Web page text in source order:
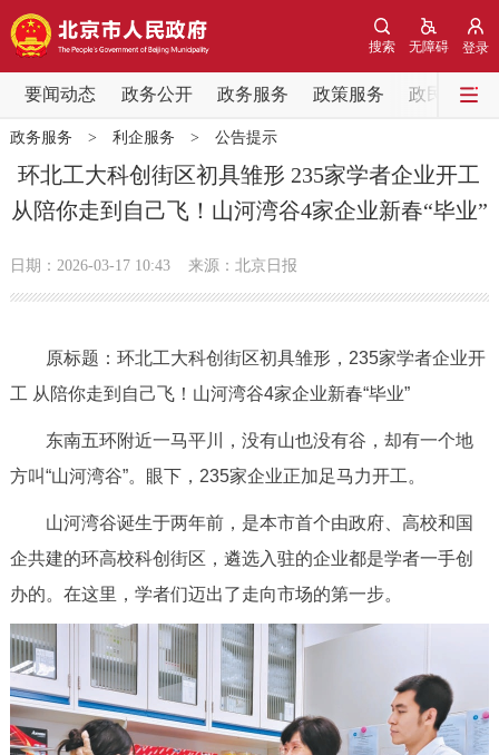
登录
无障碍
搜索
要闻动态 政务公开 政务服务 政策服务 政民互动
要闻动态
党中央精神 国务院信息
北京要闻 会议信息 部门动态
市领导 机构职能 政策服务
决策公开 专题公开
政务服务
个人服务 法人服务
便民服务 利企服务 投资项目
政务服务 > 利企服务 > 公告提示
环北工大科创街区初具雏形 235家学者企业开工
从陪你走到自己飞！山河湾谷4家企业新春“毕业”
日期：2026-03-17 10:43 来源：北京日报
原标题：环北工大科创街区初具雏形，235家学者企业开
工 从陪你走到自己飞！山河湾谷4家企业新春“毕业”
东南五环附近一马平川，没有山也没有谷，却有一个地
方叫“山河湾谷”。眼下，235家企业正加足马力开工。
山河湾谷诞生于两年前，是本市首个由政府、高校和国
企共建的环高校科创街区，遴选入驻的企业都是学者一手创
办的。在这里，学者们迈出了走向市场的第一步。